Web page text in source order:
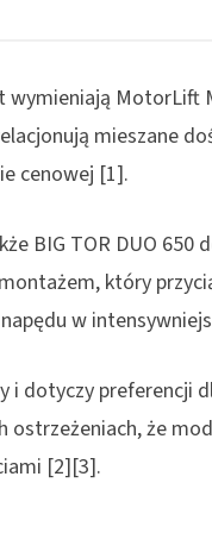
wymieniają MotorLift
mieszane
cenowej [1].
BIG TOR DUO
który
w
i dotyczy preferencji
ostrzeżeniach, że
[2][3].